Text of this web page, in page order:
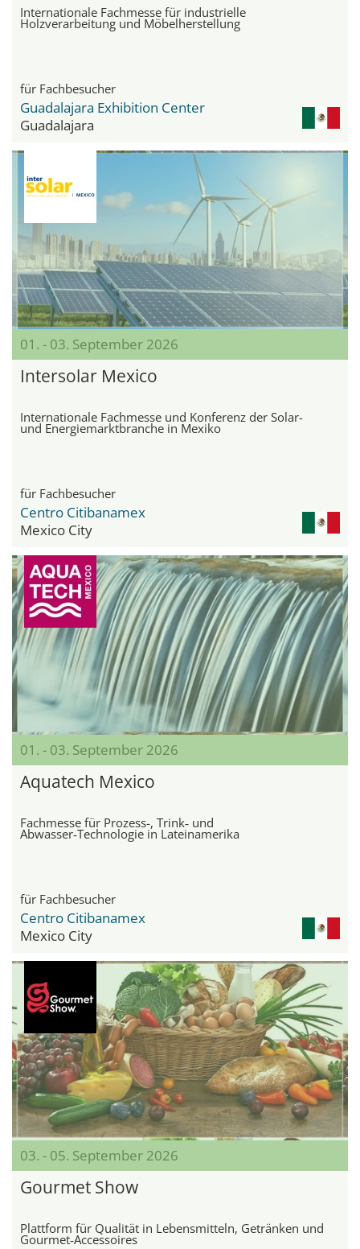
Internationale Fachmesse für industrielle
Holzverarbeitung und Möbelherstellung
für Fachbesucher
Guadalajara Exhibition Center
Guadalajara
01. - 03. September 2026
Intersolar Mexico
Internationale Fachmesse und Konferenz der Solar-
und Energiemarktbranche in Mexiko
für Fachbesucher
Centro Citibanamex
Mexico City
01. - 03. September 2026
Aquatech Mexico
Fachmesse für Prozess-, Trink‑ und
Abwasser‑Technologie in Lateinamerika
für Fachbesucher
Centro Citibanamex
Mexico City
03. - 05. September 2026
Gourmet Show
Plattform für Qualität in Lebensmitteln, Getränken und
Gourmet‑Accessoires